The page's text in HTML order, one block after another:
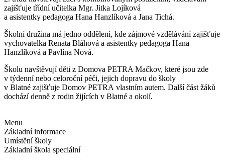
zajišťuje třídní učitelka Mgr. Jitka Lojíková
a asistentky pedagoga Hana Hanzlíková a Jana Tichá.
Školní družina má jedno oddělení, kde zájmové vzdělávání zajišťuje
vychovatelka Renata Bláhová a asistentky pedagoga Hana
Hanzlíková a Pavlína Nová.
Školu navštěvují děti z Domova PETRA Mačkov, které jsou zde
v týdenní nebo celoroční péči, jejich dopravu do školy
v Blatné zajišťuje Domov PETRA vlastním autem. Další část žáků
dochází denně z rodin žijících v Blatné a okolí.
Menu
Základní informace
Umístění školy
Základní škola speciální